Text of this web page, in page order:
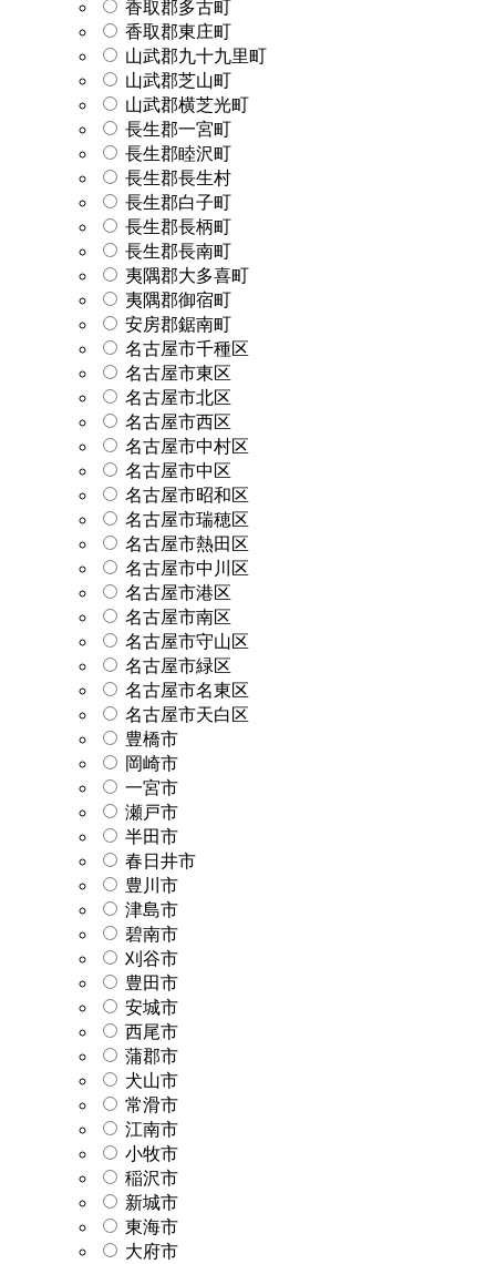
香取郡多古町
香取郡東庄町
山武郡九十九里町
山武郡芝山町
山武郡横芝光町
長生郡一宮町
長生郡睦沢町
長生郡長生村
長生郡白子町
長生郡長柄町
長生郡長南町
夷隅郡大多喜町
夷隅郡御宿町
安房郡鋸南町
名古屋市千種区
名古屋市東区
名古屋市北区
名古屋市西区
名古屋市中村区
名古屋市中区
名古屋市昭和区
名古屋市瑞穂区
名古屋市熱田区
名古屋市中川区
名古屋市港区
名古屋市南区
名古屋市守山区
名古屋市緑区
名古屋市名東区
名古屋市天白区
豊橋市
岡崎市
一宮市
瀬戸市
半田市
春日井市
豊川市
津島市
碧南市
刈谷市
豊田市
安城市
西尾市
蒲郡市
犬山市
常滑市
江南市
小牧市
稲沢市
新城市
東海市
大府市